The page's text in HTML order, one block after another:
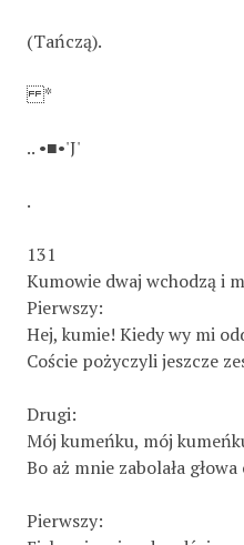
(Tańczą).
*
.. •■•'J'
.
131
Kumowie dwaj wchodzą i
Pierwszy:
Hej, kumie! Kiedy wy mi
Coście pożyczyli jeszcze
Drugi:
Mój kumeńku, mój
Bo aż mnie zabolała
Pierwszy: